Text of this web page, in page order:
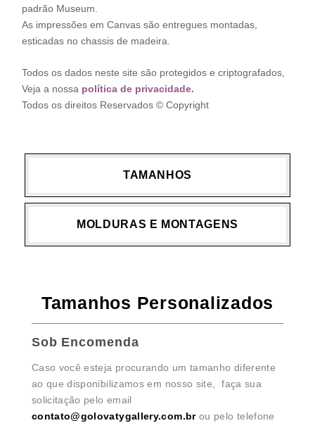
padrão Museum.
As impressões em Canvas são entregues montadas,
esticadas no chassis de madeira.
Todos os dados neste site são protegidos e criptografados,
Veja a nossa política de privacidade.
Todos os direitos Reservados © Copyright
TAMANHOS
MOLDURAS E MONTAGENS
Tamanhos Personalizados
Sob Encomenda
Caso você esteja procurando um tamanho diferente
ao que disponibilizamos em nosso site, faça sua
solicitação pelo email
contato@golovatygallery.com.brou pelo telefone